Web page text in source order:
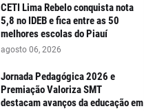
CETI Lima Rebelo conquista nota
5,8 no IDEB e fica entre as 50
melhores escolas do Piauí
agosto 06, 2026
Jornada Pedagógica 2026 e
Premiação Valoriza SMT
destacam avanços da educação em